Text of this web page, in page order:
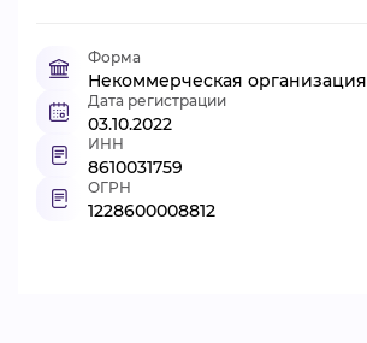
Форма
Некоммерческая организация
Дата регистрации
03.10.2022
ИНН
8610031759
ОГРН
1228600008812